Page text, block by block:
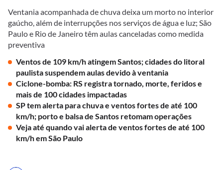
Ventania acompanhada de chuva deixa um morto no interior
gaúcho, além de interrupções nos serviços de água e luz; São
Paulo e Rio de Janeiro têm aulas canceladas como medida
preventiva
Ventos de 109 km/h atingem Santos; cidades do litoral
paulista suspendem aulas devido à ventania
Ciclone-bomba: RS registra tornado, morte, feridos e
mais de 100 cidades impactadas
SP tem alerta para chuva e ventos fortes de até 100
km/h; porto e balsa de Santos retomam operações
Veja até quando vai alerta de ventos fortes de até 100
km/h em São Paulo